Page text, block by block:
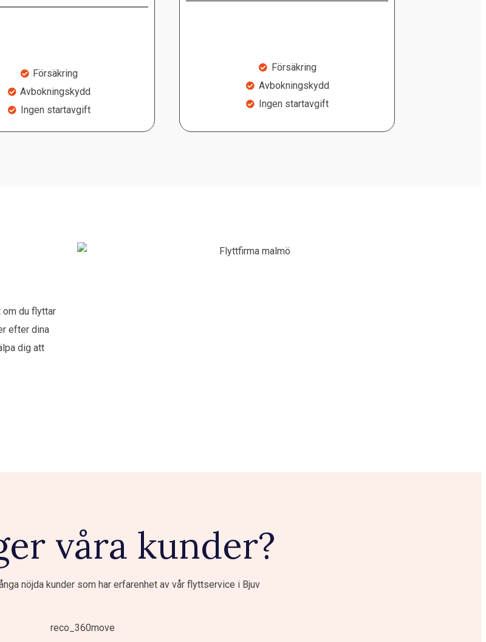
Försäkring
Avbokningskydd
Ingen startavgift
Försäkring
Avbokningskydd
Ingen startavgift
om du flyttar
efter dina
dig att
våra kunder?
nöjda kunder som har erfarenhet av vår flyttservice i Bjuv